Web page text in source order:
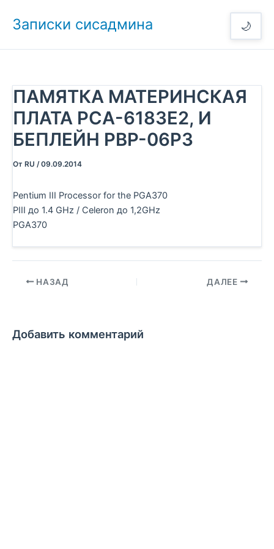
🌙
Записки сисадмина
ПАМЯТКА МАТЕРИНСКАЯ
ПЛАТА PCA-6183E2, И
БЕПЛЕЙН PBP-06P3
От RU /09.09.2014
Pentium III Processor for the PGA370
PIII до 1.4 GHz / Celeron до 1,2GHz
PGA370
НАЗАД ДАЛЕЕ
Добавить комментарий